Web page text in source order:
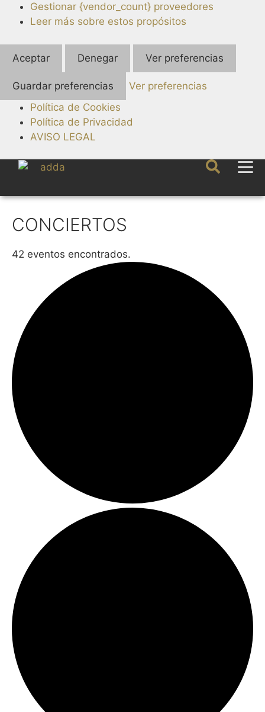
Gestionar {vendor_count} proveedores
Leer más sobre estos propósitos
Aceptar Denegar Ver preferencias
Guardar preferencias
Ver preferencias
Política de Cookies
Política de Privacidad
AVISO LEGAL
CONCIERTOS
42 eventos encontrados.